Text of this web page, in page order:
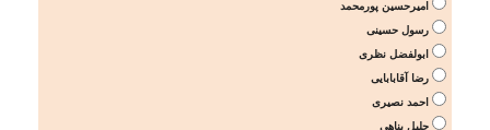
امیرحسین پورمحمد
رسول حسینی
ابولفضل نظری
رضا آقابابایی
احمد نصیری
جلیل پناهی